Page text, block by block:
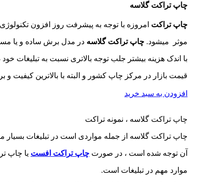
چاپ تراکت گلاسه
چاپ تراکت امروزه با توجه به پیشرفت روز افزون
موثر میشود. چاپ تراکت گلاسه در مدل برش ساده و یا
با اندک هزینه بیشتر جلب توجه بالاتری نسبت به تبلیغات خود
قیمت بازار در مرکز چاپ کشور و البته با بالاترین کیفیت
افزودن به سبد خرید
چاپ تراکت گلاسه ، نمونه تراکت
چاپ تراکت گلاسه از جمله مواردی است در تبلیغات بسیار
آن توجه شده است ، در صورت چاپ تراکت افست یا چاپ
موارد مهم در تبلیغات است.